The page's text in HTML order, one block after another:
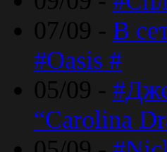
07/09 - В
#Oasis #
05/09 -
“Carolina